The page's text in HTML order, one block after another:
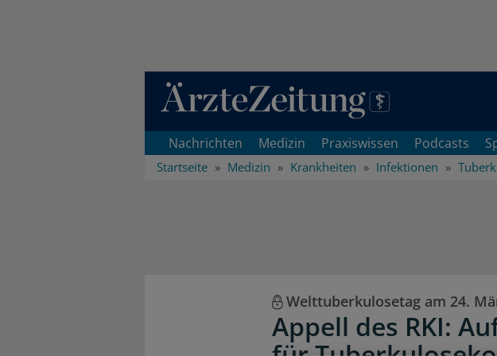
Direkt zum Inhaltsbereich
Nachrichten Medizin Praxiswissen Podcasts
Startseite Medizin Krankheiten Infektionen
Welttuberkulosetag am 24.
Appell des RKI: